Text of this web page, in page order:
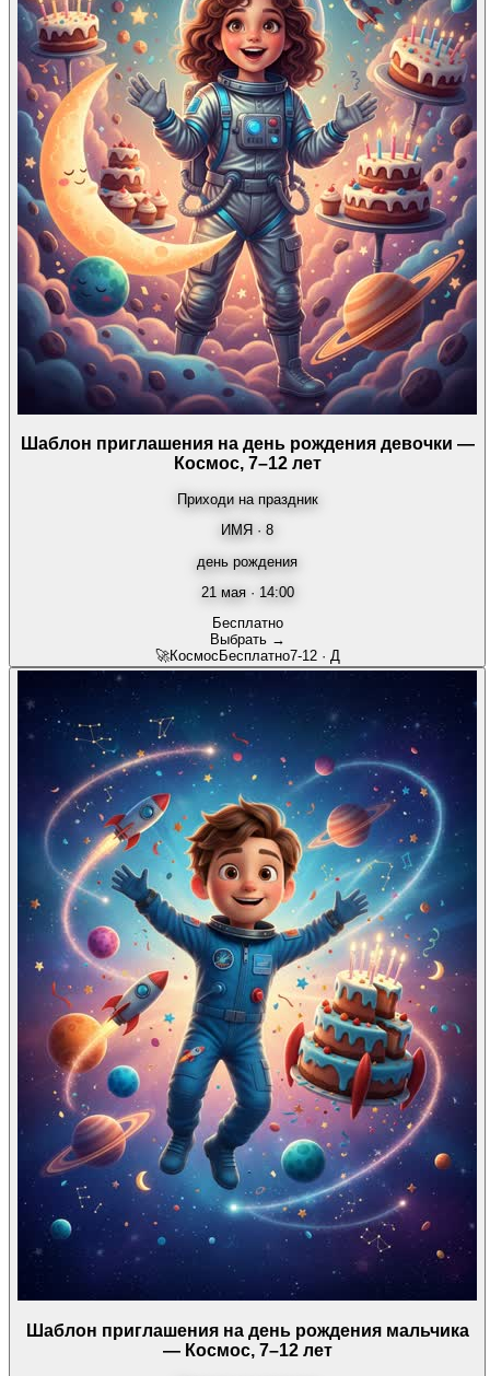
Шаблон приглашения на день рождения девочки —
Космос, 7–12 лет
Приходи на праздник
ИМЯ · 8
день рождения
21 мая · 14:00
Бесплатно
Выбрать →
🚀Космос Бесплатно7-12· Д
Шаблон приглашения на день рождения мальчика
— Космос, 7–12 лет